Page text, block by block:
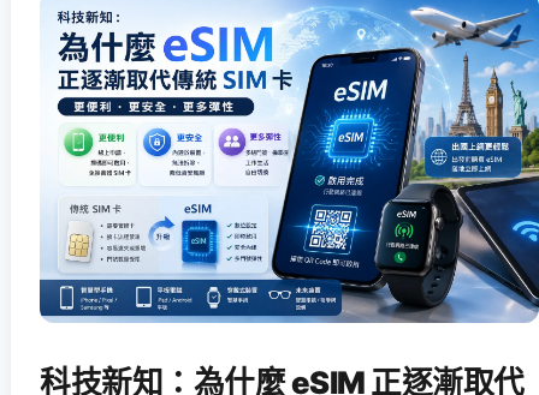
科技新知：為什麼 eSIM 正逐漸取代